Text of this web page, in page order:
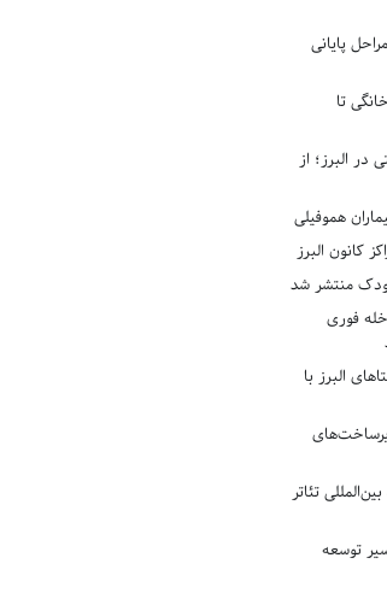
پایانی
تا
البرز؛ از
منتشر شد
فوری
البرز با
تئاتر
توسعه